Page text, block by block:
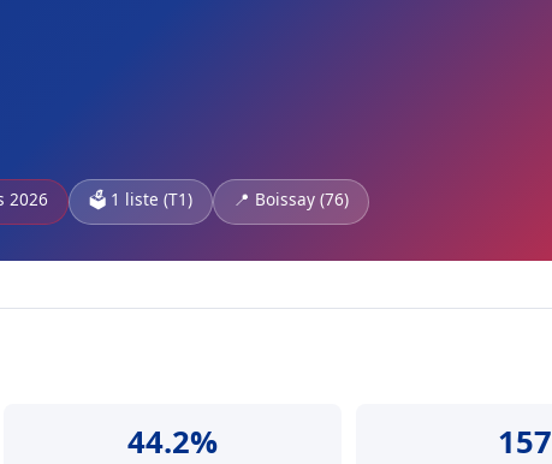
2026 🗳️ 1 liste (T1) 📍 Boissay (76)
44.2% 157